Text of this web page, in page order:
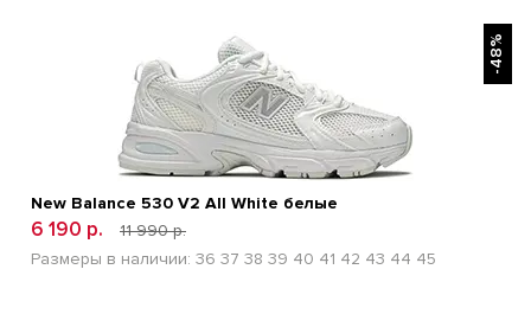
-48%
New Balance 530 V2 All White белые
6 190 р.
11 990 р.
Размеры в наличии: 36 37 38 39 40 41 42 43 44 45